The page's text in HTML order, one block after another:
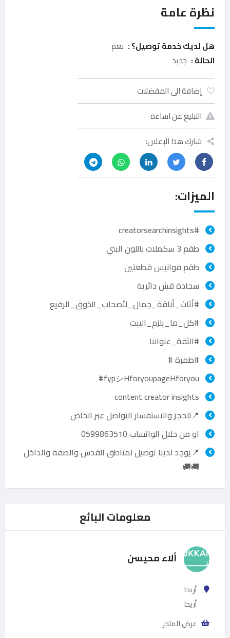
نظرة عامة
هل لديك خدمة توصيل؟ : نعم
الحالة : جديد
إضافة الى المفضلات
التبليغ عن اساءة
شارك هذا الإعلان:
الميزات:
#creatorsearchinsights
طقم 3 سكملات باللون البني
طقم فوانيس قطعتين
سجادة قش دائرية
#أثاث_أناقة_جمال_لأصحاب_الذوق_الرفيع
#كل_ما_يلزم_البيت
#الثقة_عنواننا
#طمرة #
fypシHforyoupageHforyou#
content creator insights
📍للحجز والاستفسار التواصل عبر الخاص
او من خلال الواتساب 0599863510
📍يوجد لدينا توصيل لمناطق القدس والضفة والداخل
🚚🚚
معلومات البائع
ألاء محيسن
أريحا
أريحا
عرض المتجر